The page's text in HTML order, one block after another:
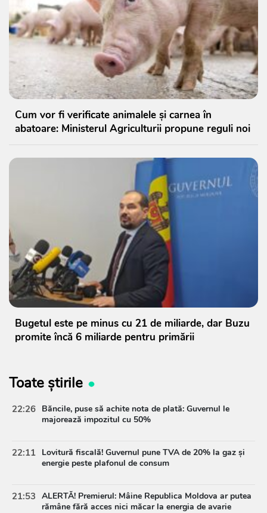
Cum vor fi verificate animalele și carnea în
abatoare: Ministerul Agriculturii propune reguli noi
Bugetul este pe minus cu 21 de miliarde, dar Buzu
promite încă 6 miliarde pentru primării
Toate știrile
22:26 Băncile, puse să achite nota de plată: Guvernul le
majorează impozitul cu 50%
22:11 Lovitură fiscală! Guvernul pune TVA de 20% la gaz și
energie peste plafonul de consum
21:53 ALERTĂ! Premierul: Mâine Republica Moldova ar putea
rămâne fără acces nici măcar la energia de avarie